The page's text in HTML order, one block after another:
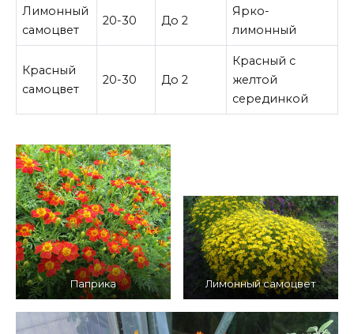
Лимонный
самоцвет
20-30 До 2
Ярко-
лимонный
Красный
самоцвет
20-30 До 2
Красный с
желтой
серединкой
Паприка Лимонный самоцвет